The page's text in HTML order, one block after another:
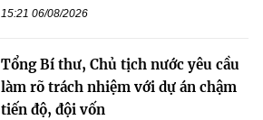
15:21 06/08/2026
Tổng Bí thư, Chủ tịch nước yêu cầu
làm rõ trách nhiệm với dự án chậm
tiến độ, đội vốn